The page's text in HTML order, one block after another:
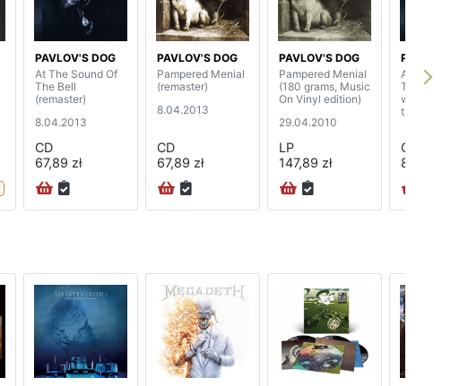
PAVLOV'S DOG
At The Sound Of
The Bell
(remaster)
8.04.2013
CD
67,89 zł
PAVLOV'S DOG
Pampered Menial
(remaster)
8.04.2013
CD
67,89 zł
PAVLOV'S DOG
Pampered Menial
(180 grams, Music
On Vinyl edition)
29.04.2010
LP
147,89 zł
At The
The Bell
with
tracks)
CD
88,89 zł